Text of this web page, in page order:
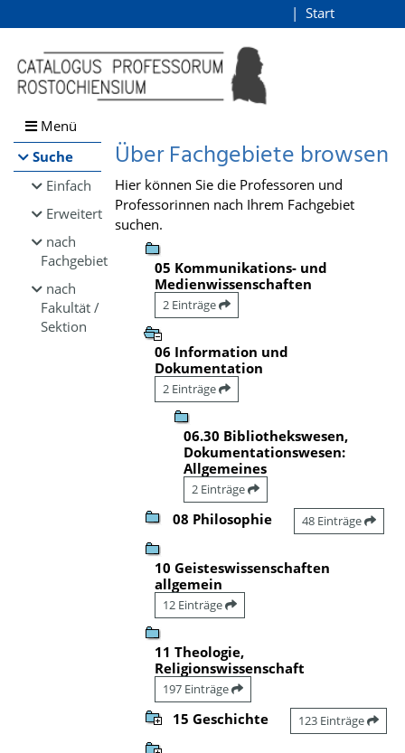
Browsen
direkt zum Inhalt
Start
Menü
Suche
Einfach
Erweitert
nach
Fachgebiet
nach
Fakultät /
Sektion
Über Fachgebiete browsen
Hier können Sie die Professoren und
Professorinnen nach Ihrem Fachgebiet
suchen.
05 Kommunikations- und
Medienwissenschaften
2 Einträge
06 Information und
Dokumentation
2 Einträge
06.30 Bibliothekswesen,
Dokumentationswesen:
Allgemeines
2 Einträge
08 Philosophie 48 Einträge
10 Geisteswissenschaften
allgemein
12 Einträge
11 Theologie,
Religionswissenschaft
197 Einträge
15 Geschichte 123 Einträge